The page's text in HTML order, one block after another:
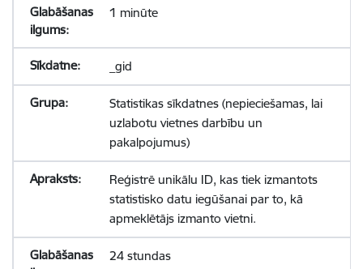
1 minūte
_gid
Statistikas sīkdatnes (nepieciešamas, lai
uzlabotu vietnes darbību un
pakalpojumus)
Reģistrē unikālu ID, kas tiek izmantots
statistisko datu iegūšanai par to, kā
apmeklētājs izmanto vietni.
24 stundas